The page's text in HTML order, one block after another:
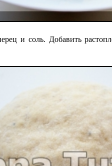
и соль. Добавить